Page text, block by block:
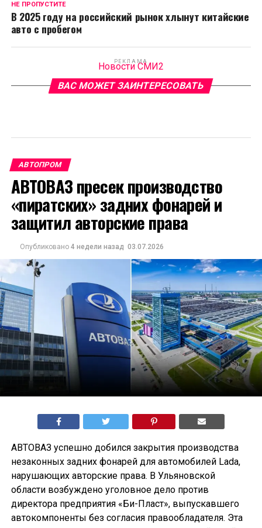
НЕ ПРОПУСТИТЕ
В 2025 году на российский рынок хлынут китайские
авто с пробегом
РЕКЛАМА
Новости СМИ2
ВАС МОЖЕТ ЗАИНТЕРЕСОВАТЬ
АВТОПРОМ
АВТОВАЗ пресек производство
«пиратских» задних фонарей и
защитил авторские права
Опубликовано 4 недели назад 03.07.2026
АВТОВАЗ успешно добился закрытия производства
незаконных задних фонарей для автомобилей Lada,
нарушающих авторские права. В Ульяновской
области возбуждено уголовное дело против
директора предприятия «Би-Пласт», выпускавшего
автокомпоненты без согласия правообладателя. Эта